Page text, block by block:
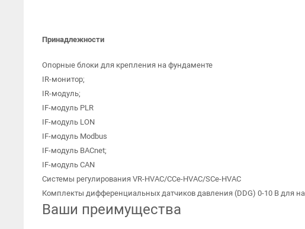
Принадлежности
Опорные блоки для крепления на фундаменте
IR-монитор;
IR-модуль;
IF-модуль PLR
IF-модуль LON
IF-модуль Modbus
IF-модуль BACnet;
IF-модуль CAN
Системы регулирования VR-HVAC/CCe-HVAC/SCe-HVAC
Комплекты дифференциальных датчиков давления (DDG) 0-10 В для
Ваши преимущества